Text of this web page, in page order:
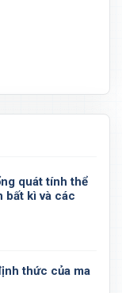
quát tính thể
bất kì và các
thức của ma